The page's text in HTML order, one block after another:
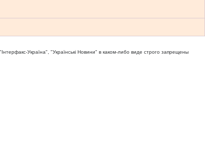
Україна", "Українськi Новини" в каком-либо виде строго запрещены